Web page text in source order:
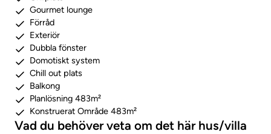
Gourmet lounge
Förråd
Exteriör
Dubbla fönster
Domotiskt system
Chill out plats
Balkong
Planlösning 483m²
Konstruerat Område 483m²
Vad du behöver veta om det här hus/villa